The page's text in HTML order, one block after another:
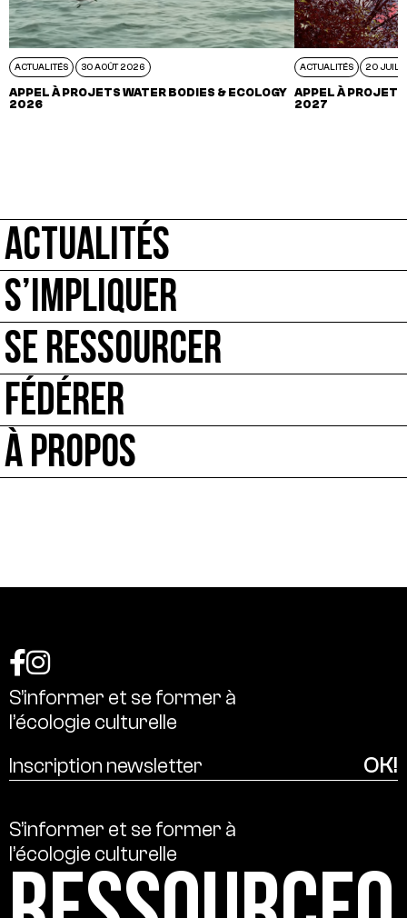
ACTUALITÉS 30 AOÛT 2026
APPEL À PROJETS WATER BODIES & ECOLOGY
2026
ACTUALITÉS 20 JUIL
APPEL À
2027
ACTUALITÉS
S’IMPLIQUER
SE RESSOURCER
FÉDÉRER
À PROPOS
S’informer et se former à
l’écologie culturelle
S’informer et se former à
l’écologie culturelle